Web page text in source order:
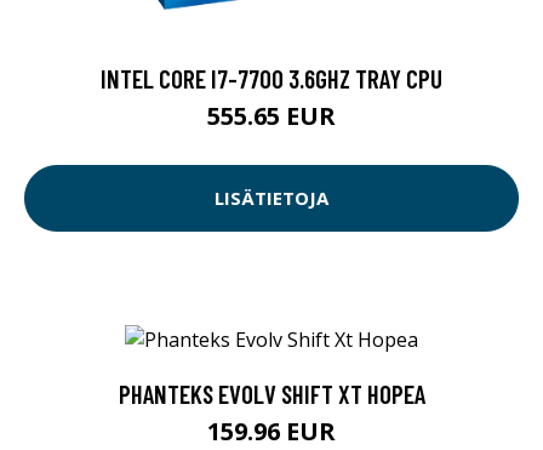
INTEL CORE I7-7700 3.6GHZ TRAY CPU
555.65 EUR
LISÄTIETOJA
PHANTEKS EVOLV SHIFT XT HOPEA
159.96 EUR